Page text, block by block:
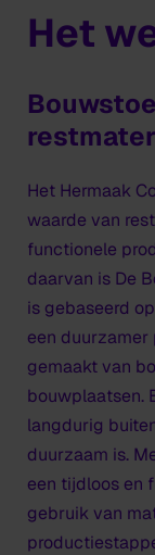
Het
Het Hermaak
waarde van
functionele
daarvan is De
is gebaseerd
een duurzamer
gemaakt van
bouwplaatsen.
langdurig
duurzaam is.
een tijdloos en
gebruik van